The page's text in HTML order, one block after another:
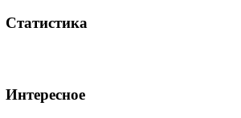
Статистика
Интересное